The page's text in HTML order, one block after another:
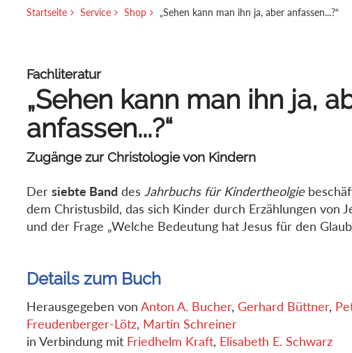
Startseite Service Shop „Sehen kann man ihn ja, aber anfassen...?“
Fachliteratur
„Sehen kann man ihn ja,
anfassen...?“
Zugänge zur Christologie von Kindern
Dersiebte Band desJahrbuchs für Kindertheolgie
dem Christusbild, das sich Kinder durch Erzählungen von
und der Frage „Welche Bedeutung hat Jesus für den
Details zum Buch
Herausgegeben vonAnton A. Bucher,Gerhard Büttner,
Freudenberger-Lötz, Martin Schreiner
in Verbindung mit Friedhelm Kraft, Elisabeth E. Schwarz